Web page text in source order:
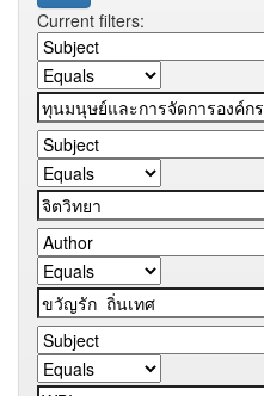
Current filters: